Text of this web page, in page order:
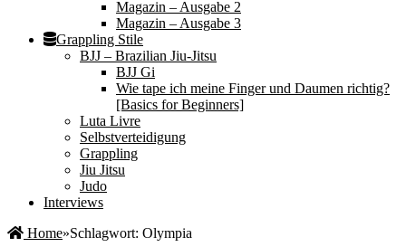
Magazin – Ausgabe 2
Magazin – Ausgabe 3
Grappling Stile
BJJ – Brazilian Jiu-Jitsu
BJJ Gi
Wie tape ich meine Finger und Daumen richtig?
[Basics for Beginners]
Luta Livre
Selbstverteidigung
Grappling
Jiu Jitsu
Judo
Interviews
Home»Schlagwort: Olympia